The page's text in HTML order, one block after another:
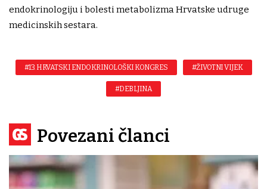
endokrinologiju i bolesti metabolizma Hrvatske udruge
medicinskih sestara.
#13. HRVATSKI ENDOKRINOLOŠKI KONGRES #ŽIVOTNI VIJEK
#DEBLJINA
Povezani članci